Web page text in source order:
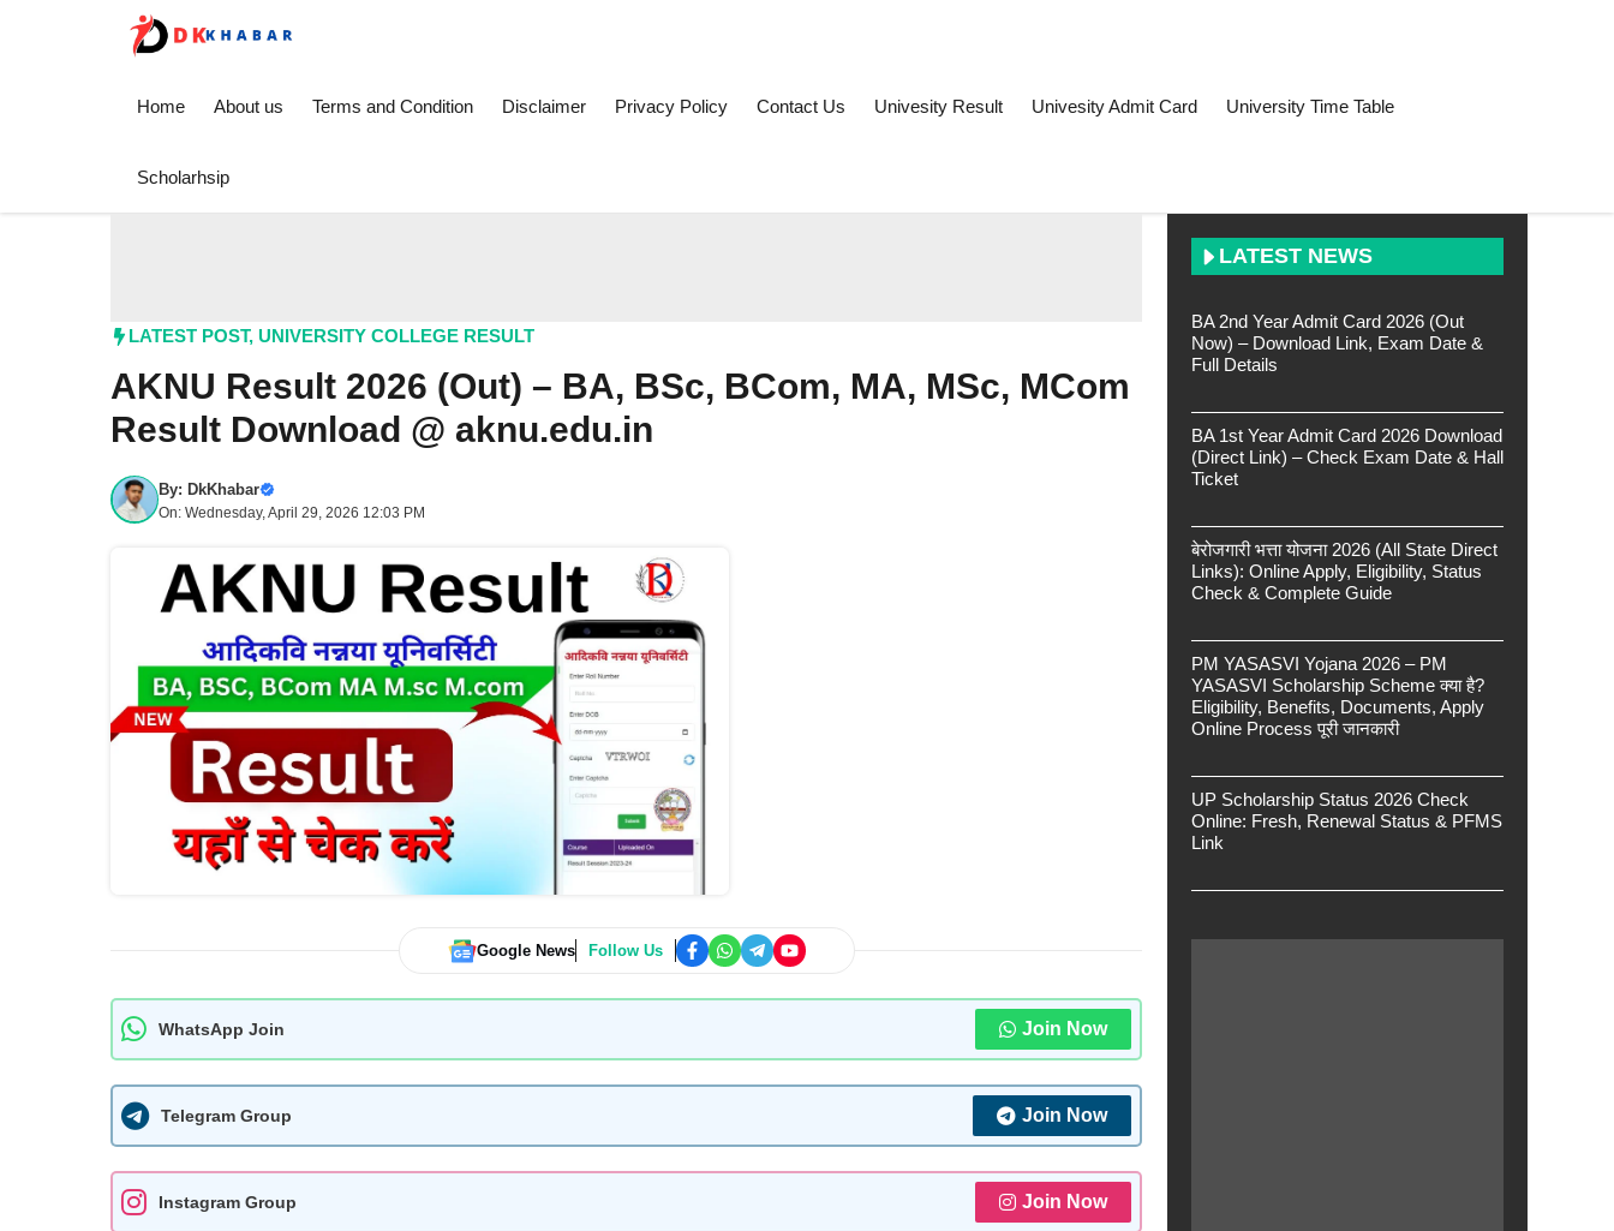
Home About us Terms and Condition Disclaimer Privacy Policy Contact Us Univesity Result Univesity Admit Card University Time Table
Scholarhsip
LATEST POST, UNIVERSITY COLLEGE RESULT
AKNU Result 2026 (Out) – BA, BSc, BCom, MA, MSc, MCom
Result Download @ aknu.edu.in
By: DkKhabar
On: Wednesday, April 29, 2026 12:03 PM
Google News Follow Us
WhatsApp Join Join Now
Telegram Group Join Now
Instagram Group Join Now
LATEST NEWS
BA 2nd Year Admit Card 2026 (Out
Now) – Download Link, Exam Date &
Full Details
BA 1st Year Admit Card 2026 Download
(Direct Link) – Check Exam Date & Hall
Ticket
बेरोजगारी भत्ता योजना 2026 (All State Direct
Links): Online Apply, Eligibility, Status
Check & Complete Guide
PM YASASVI Yojana 2026 – PM
YASASVI Scholarship Scheme क्या है?
Eligibility, Benefits, Documents, Apply
Online Process पूरी जानकारी
UP Scholarship Status 2026 Check
Online: Fresh, Renewal Status & PFMS
Link